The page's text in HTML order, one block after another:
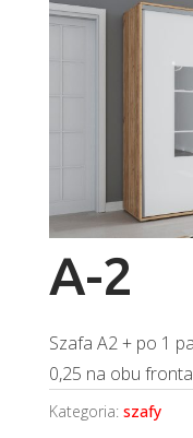
A-2
Szafa A2 + po 1
0,25 na obu
Kategoria: szafy